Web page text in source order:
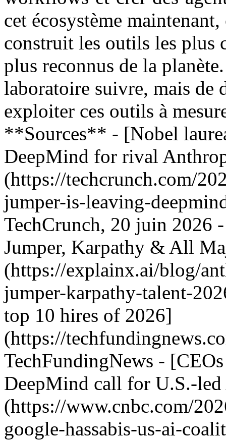
cet écosystème
construit les outils les plus
plus reconnus de la
laboratoire suivre, mais de
exploiter ces outils à
**Sources** - [Nobel
DeepMind for rival
(https://techcrunch.com/
jumper-is-leaving-
TechCrunch, 20 juin 2026
Jumper, Karpathy & All
(https://explainx.ai/blog/
jumper-karpathy-talent-
top 10 hires of 2026]
(https://
TechFundingNews -
DeepMind call for U.S.-
(https://www.cnbc.com/
google-hassabis-us-ai-